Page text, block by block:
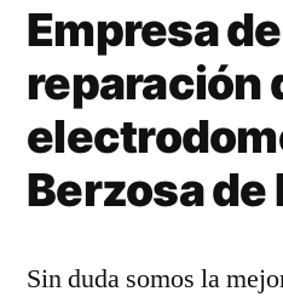
Empresa de
reparación
Berzosa de
Sin duda somos la